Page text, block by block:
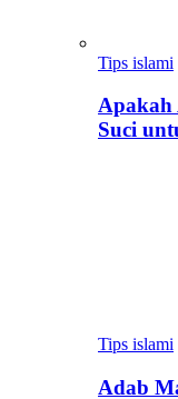
Tips islami
Apakah
Suci
Tips islami
Adab